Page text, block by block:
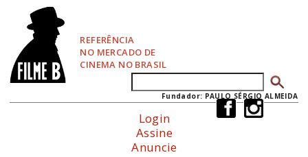
REFERÊNCIA
NO MERCADO DE
CINEMA NO BRASIL
Formulário de busca
Fundador: PAULO SÉRGIO ALMEIDA
Login
Assine
Anuncie